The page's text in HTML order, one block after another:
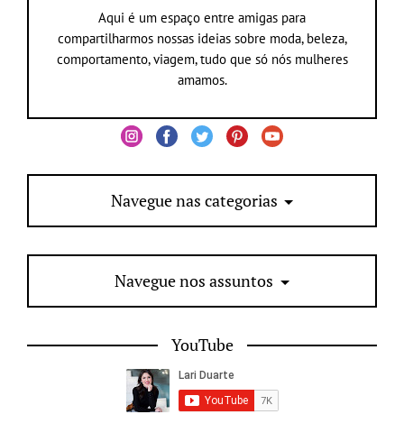
Aqui é um espaço entre amigas para
compartilharmos nossas ideias sobre moda, beleza,
comportamento, viagem, tudo que só nós mulheres
amamos.
Navegue nas categorias
Navegue nos assuntos
YouTube